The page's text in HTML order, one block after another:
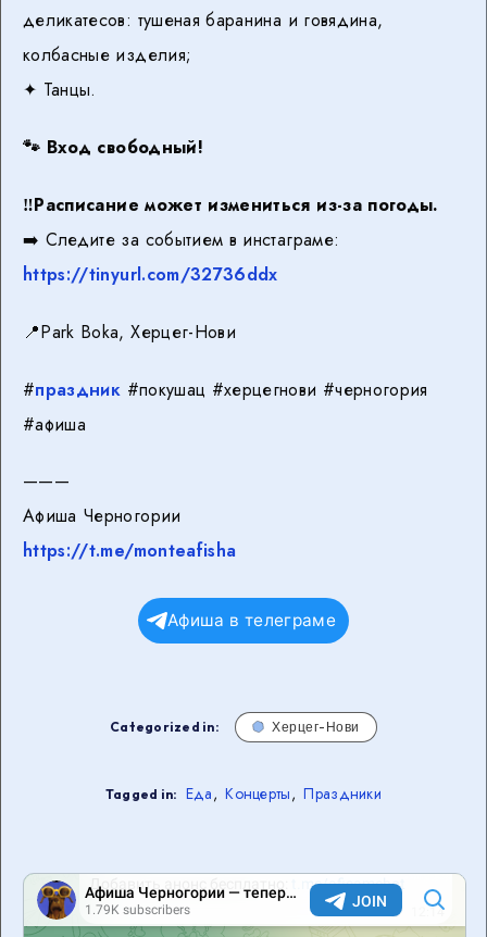
деликатесов: тушеная баранина и говядина,
колбасные изделия;
✦ Танцы.
🐾 Вход свободный!
‼️Расписание может измениться из-за погоды.
➡️ Следите за событием в инстаграме:
https://tinyurl.com/32736ddx
📍Park Boka, Херцег-Нови
#праздник #покушац #херцегнови #черногория
#афиша
———
Афиша Черногории
https://t.me/monteafisha
Афиша в телеграме
Categorized in: Херцег-Нови
Tagged in: Еда, Концерты, Праздники